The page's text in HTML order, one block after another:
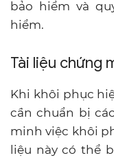
bảo hiểm và
hiểm.
Tài liệu chứng
Khi khôi phục
cần chuẩn bị
minh việc khôi
liệu này có thể